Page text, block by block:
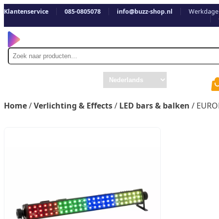
Klantenservice 085-0805078 info@buzz-shop.nl
Zoek
naar
Home/Verlichting & Effects/ LED bars & balken /